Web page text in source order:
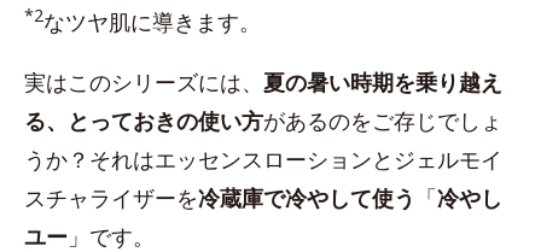
*2なツヤ肌に導きます。
実はこのシリーズには、 夏の暑い時期を乗り越え
る、とっておきの使い方があるのをご存じでしょ
うか？それはエッセンスローションとジェルモイ
スチャライザーを冷蔵庫で冷やして使う 「冷やし
ユー 」です。